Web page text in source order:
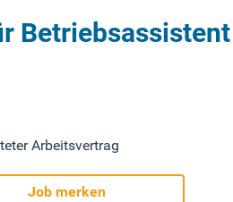
Arbeitsvertrag
Job merken